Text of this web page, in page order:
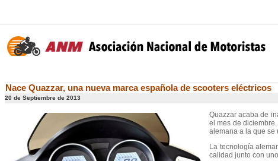
Nace Quazzar, una nueva marca española de scooters eléctricos
20 de Septiembre de 2013
Quazzar acaba de
el mes de
alemana a la que se
La tecnología
calidad junto con